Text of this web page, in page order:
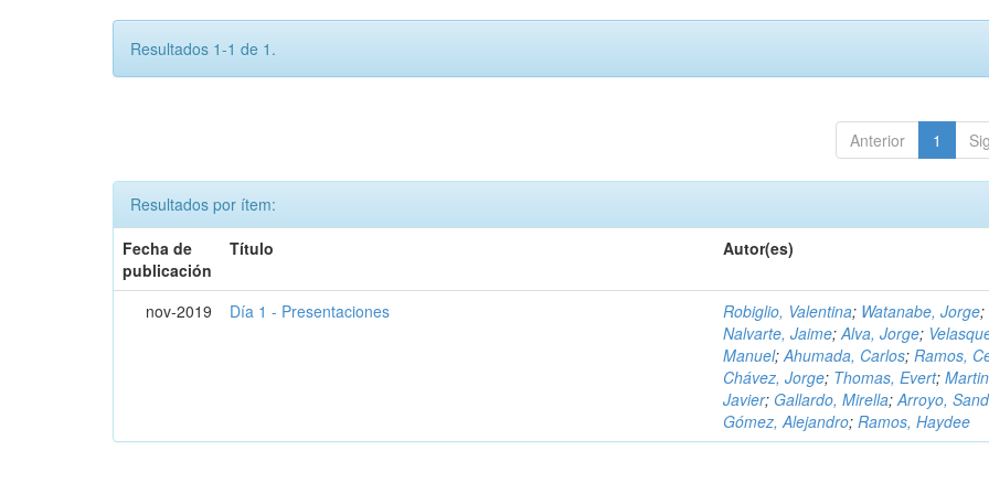
Resultados 1-1 de 1.
Anterior 1
Resultados por ítem:
Fecha de
publicación
Título Autor(es)
nov-2019 Día 1 - Presentaciones Robiglio, Valentina; Watanabe, Jorge;
Nalvarte, Jaime;Alva, Jorge;
Manuel;Ahumada, Carlos;Ramos,
Chávez, Jorge; Thomas, Evert;
Javier; Gallardo, Mirella;Arroyo,
Gómez, Alejandro;Ramos, Haydee